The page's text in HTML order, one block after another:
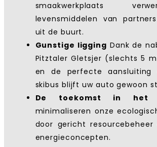
smaakwerkplaats
levensmiddelen van
uit de buurt.
Gunstige ligging Dank de
Pitztaler Gletsjer (slechts 5
en de perfecte aansluiting
skibus blijft uw auto gewoon
De toekomst in het
minimaliseren onze
door gericht resourcebeheer
energieconcepten.